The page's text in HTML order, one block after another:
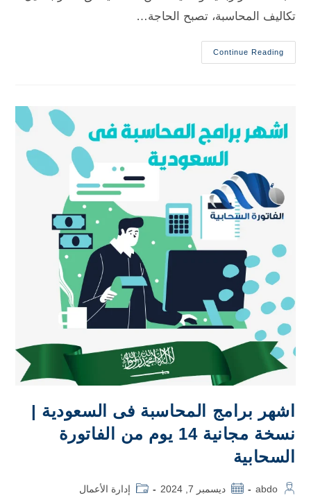
تكاليف المحاسبة، تصبح الحاجة…
Continue Reading
اشهر برامج المحاسبة فى السعودية |
نسخة مجانية 14 يوم من الفاتورة
السحابية
abdo ديسمبر 7, 2024 إدارة الأعمال